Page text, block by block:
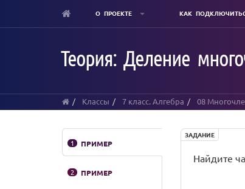
О ПРОЕКТЕ КАК
Теория: Деление
Классы 7 класс. Алгебра 08
1 ПРИМЕР
2 ПРИМЕР
ЗАДАНИЕ
Найдите